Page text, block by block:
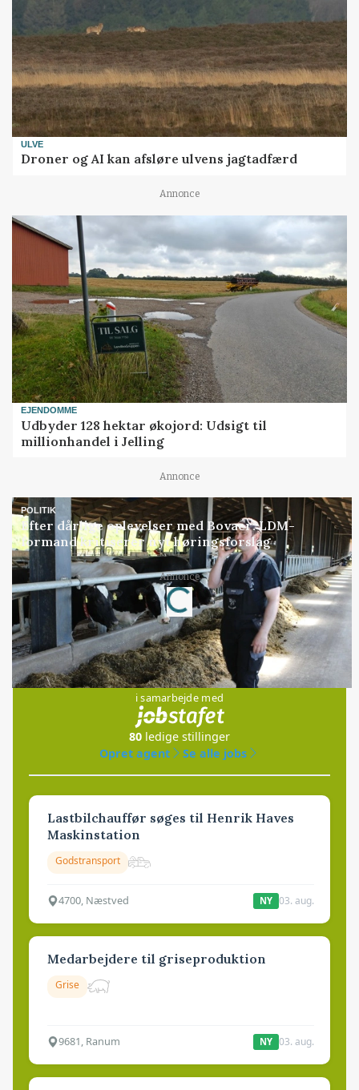
ULVE
Droner og AI kan afsløre ulvens jagtadfærd
Annonce
EJENDOMME
Udbyder 128 hektar økojord: Udsigt til
millionhandel i Jelling
Annonce
POLITIK
Efter dårlige oplevelser med Bovaer: LDM-
formand kritiserer nyt høringsforslag
Annonce
Loading...
Jobs
i samarbejde med
80 ledige stillinger
Opret agent
Se alle jobs
Lastbilchauffør søges til Henrik Haves
Maskinstation
Godstransport
4700, Næstved NY 03. aug.
Medarbejdere til griseproduktion
Grise
9681, Ranum NY 03. aug.